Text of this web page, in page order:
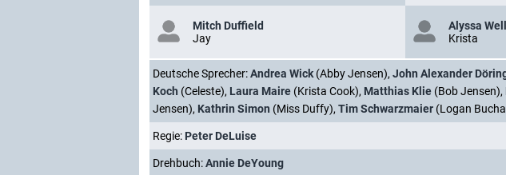
Mitch Duffield
Jay
Alyssa
Krista
Deutsche Sprecher:Andrea Wick (Abby Jensen), John Alexander
Koch (Celeste), Laura Maire (Krista Cook), Matthias Klie (Bob Jensen),
Jensen), Kathrin Simon (Miss Duffy), Tim Schwarzmaier (Logan
Regie: Peter DeLuise
Drehbuch:Annie DeYoung